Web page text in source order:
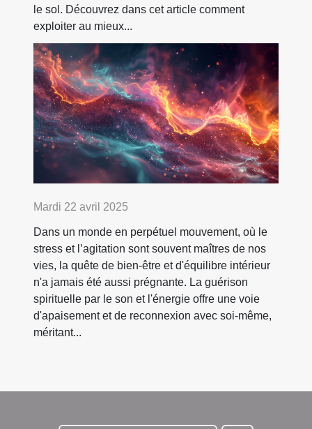
le sol. Découvrez dans cet article comment
exploiter au mieux...
Mardi 22 avril 2025
Dans un monde en perpétuel mouvement, où le
stress et l’agitation sont souvent maîtres de nos
vies, la quête de bien-être et d'équilibre intérieur
n'a jamais été aussi prégnante. La guérison
spirituelle par le son et l'énergie offre une voie
d'apaisement et de reconnexion avec soi-même,
méritant...